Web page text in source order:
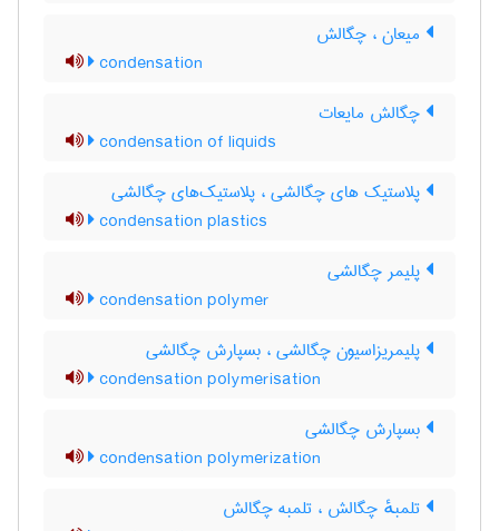
میعان ، چگالش
condensation
چگالش مایعات
condensation of liquids
پلاستیک های چگالشی ، پلاستیک‌های چگالشی
condensation plastics
پلیمر چگالشی
condensation polymer
پلیمریزاسیون چگالشی ، بسپارش چگالشی
condensation polymerisation
بسپارش چگالشی
condensation polymerization
تلمبهٔ چگالش ، تلمبه چگالش